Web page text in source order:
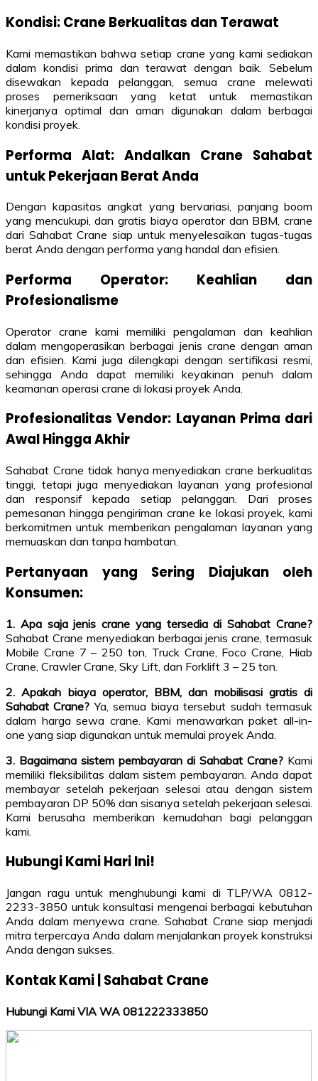
Kondisi: Crane Berkualitas dan Terawat
Kami memastikan bahwa setiap crane yang kami sediakan
dalam kondisi prima dan terawat dengan baik. Sebelum
disewakan kepada pelanggan, semua crane melewati
proses pemeriksaan yang ketat untuk memastikan
kinerjanya optimal dan aman digunakan dalam berbagai
kondisi proyek.
Performa Alat: Andalkan Crane Sahabat
untuk Pekerjaan Berat Anda
Dengan kapasitas angkat yang bervariasi, panjang boom
yang mencukupi, dan gratis biaya operator dan BBM, crane
dari Sahabat Crane siap untuk menyelesaikan tugas-tugas
berat Anda dengan performa yang handal dan efisien.
Performa Operator: Keahlian dan
Profesionalisme
Operator crane kami memiliki pengalaman dan keahlian
dalam mengoperasikan berbagai jenis crane dengan aman
dan efisien. Kami juga dilengkapi dengan sertifikasi resmi,
sehingga Anda dapat memiliki keyakinan penuh dalam
keamanan operasi crane di lokasi proyek Anda.
Profesionalitas Vendor: Layanan Prima dari
Awal Hingga Akhir
Sahabat Crane tidak hanya menyediakan crane berkualitas
tinggi, tetapi juga menyediakan layanan yang profesional
dan responsif kepada setiap pelanggan. Dari proses
pemesanan hingga pengiriman crane ke lokasi proyek, kami
berkomitmen untuk memberikan pengalaman layanan yang
memuaskan dan tanpa hambatan.
Pertanyaan yang Sering Diajukan oleh
Konsumen:
1. Apa saja jenis crane yang tersedia di Sahabat Crane?
Sahabat Crane menyediakan berbagai jenis crane, termasuk
Mobile Crane 7 – 250 ton, Truck Crane, Foco Crane, Hiab
Crane, Crawler Crane, Sky Lift, dan Forklift 3 – 25 ton.
2. Apakah biaya operator, BBM, dan mobilisasi gratis di
Sahabat Crane? Ya, semua biaya tersebut sudah termasuk
dalam harga sewa crane. Kami menawarkan paket all-in-
one yang siap digunakan untuk memulai proyek Anda.
3. Bagaimana sistem pembayaran di Sahabat Crane? Kami
memiliki fleksibilitas dalam sistem pembayaran. Anda dapat
membayar setelah pekerjaan selesai atau dengan sistem
pembayaran DP 50% dan sisanya setelah pekerjaan selesai.
Kami berusaha memberikan kemudahan bagi pelanggan
kami.
Hubungi Kami Hari Ini!
Jangan ragu untuk menghubungi kami di TLP/WA 0812-
2233-3850 untuk konsultasi mengenai berbagai kebutuhan
Anda dalam menyewa crane. Sahabat Crane siap menjadi
mitra terpercaya Anda dalam menjalankan proyek konstruksi
Anda dengan sukses.
Kontak Kami | Sahabat Crane
Hubungi Kami VIA WA 081222333850